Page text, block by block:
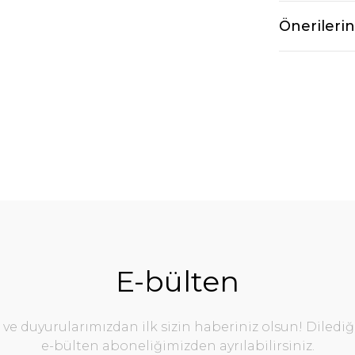
E-bülten
ve duyurularımızdan ilk sizin haberiniz olsun!
e-bülten aboneliğimizden ayrılabilirsiniz.